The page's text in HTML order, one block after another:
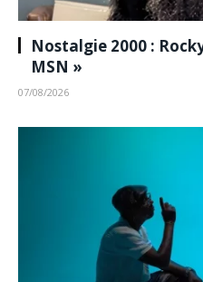
Nostalgie 2000 :
MSN »
07/08/2026